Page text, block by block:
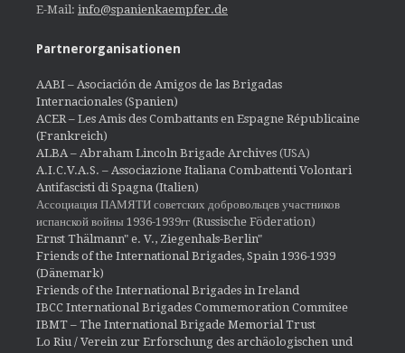
E-Mail: info@spanienkaempfer.de
Partnerorganisationen
AABI – Asociación de Amigos de las Brigadas
Internacionales (Spanien)
ACER – Les Amis des Combattants en Espagne Républicaine
(Frankreich)
ALBA – Abraham Lincoln Brigade Archives (USA)
A.I.C.V.A.S. – Associazione Italiana Combattenti Volontari
Antifascisti di Spagna (Italien)
Ассоциация ПАМЯТИ советских добровольцев участников
испанской войны 1936-1939гг (Russische Föderation)
Ernst Thälmann" e. V., Ziegenhals-Berlin"
Friends of the International Brigades, Spain 1936-1939
(Dänemark)
Friends of the International Brigades in Ireland
IBCC International Brigades Commemoration Commitee
IBMT – The International Brigade Memorial Trust
Lo Riu / Verein zur Erforschung des archäologischen und